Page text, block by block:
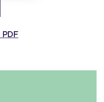
PDF